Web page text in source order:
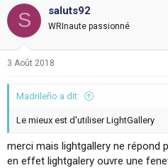
S saluts92
WRInaute passionné
3 Août 2018
Madrileño a dit:
Le mieux est d'utiliser LightGallery
merci mais lightgallery ne répond
en effet lightgalery ouvre une